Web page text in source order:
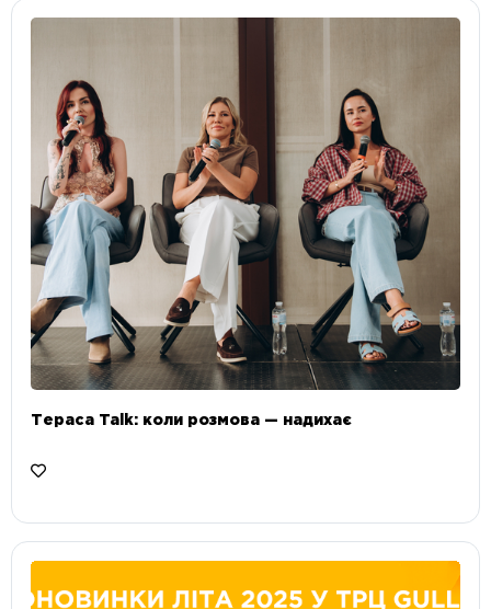
Тераса Talk: коли розмова — надихає